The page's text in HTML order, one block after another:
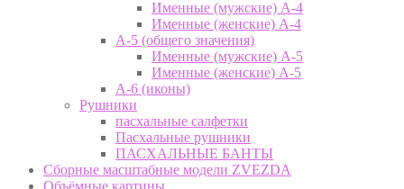
Именные (мужские) А-4
Именные (женские) А-4
А-5 (общего значения)
Именные (мужские) А-5
Именные (женские) А-5
А-6 (иконы)
Рушники
пасхальные салфетки
Пасхальные рушники
ПАСХАЛЬНЫЕ БАНТЫ
Сборные масштабные модели ZVEZDA
Объёмные картины